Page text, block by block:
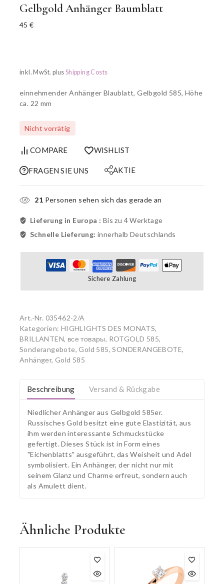
Gelbgold Anhänger Baumblatt
45€
inkl. MwSt. plus Shipping Costs
einnehmender Anhänger Blaublatt, Gelbgold 585, Höhe
ca. 22 mm
Nicht vorrätig
COMPARE WISHLIST
FRAGEN SIE UNS AKTIE
21 Personen sehen sich das gerade an
Lieferung in Europa : Bis zu 4 Werktage
Schnelle Lieferung: innerhalb Deutschlands
Sichere Zahlung
Art.-Nr. 035462-2/A
Kategorien: HIGHLIGHTS DES MONATS,
BRILLANTEN, все товары, ROTGOLD 585,
Sonderangebote, Gold 585,SONDERANGEBOTE,
Anhänger, Gold 585
Beschreibung Versand & Rückgabe
Niedlicher Anhänger aus Gelbgold 585er.
Russisches Gold besitzt eine gute Elastizität, aus
ihm werden interessante Schmuckstücke
gefertigt. Dieses Stück ist in Form eines
"Eichenblatts" ausgeführt, das Weisheit und Adel
symbolisiert. Ein Anhänger, der nicht nur mit
seinem Glanz und Charme erfreut, sondern auch
als Amulett dient.
Ähnliche Produkte